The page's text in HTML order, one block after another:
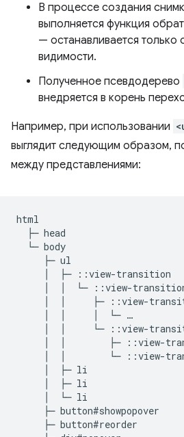
В процессе создания
выполняется функция
— останавливается только
видимости.
Полученное псевдодерево
внедряется в корень
Например, при использовании
выглядит следующим образом,
между представлениями:
html
  ├─ head
  └─ body
     ├─ ul
     │  ├─ ::view-transition
│  │  └─ ::view-
│  │     ├─ ::view-
     │  │     │  └─ …
│  │     └─ ::view-
│  │        ├─ ::view-
│  │        └─ ::view-
     │  ├─ li
     │  ├─ li
     │  └─ li
     ├─ button#showpopover
     ├─ button#reorder